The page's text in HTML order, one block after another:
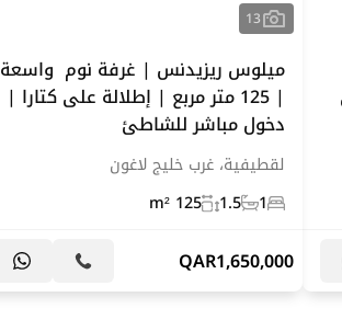
13
ميلوس ريزيدنس | غرفة نوم واسعة
| 125 متر مربع | إطلالة على كتارا |
دخول مباشر للشاطئ
لقطيفية، غرب خليج لاغون
1
1.5
125 m²
1,650,000
QAR